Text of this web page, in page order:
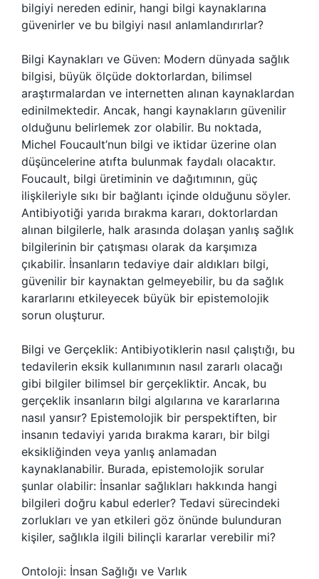
bilgiyi nereden edinir, hangi bilgi kaynaklarına
güvenirler ve bu bilgiyi nasıl anlamlandırırlar?
Bilgi Kaynakları ve Güven: Modern dünyada sağlık
bilgisi, büyük ölçüde doktorlardan, bilimsel
araştırmalardan ve internetten alınan kaynaklardan
edinilmektedir. Ancak, hangi kaynakların güvenilir
olduğunu belirlemek zor olabilir. Bu noktada,
Michel Foucault’nun bilgi ve iktidar üzerine olan
düşüncelerine atıfta bulunmak faydalı olacaktır.
Foucault, bilgi üretiminin ve dağıtımının, güç
ilişkileriyle sıkı bir bağlantı içinde olduğunu söyler.
Antibiyotiği yarıda bırakma kararı, doktorlardan
alınan bilgilerle, halk arasında dolaşan yanlış sağlık
bilgilerinin bir çatışması olarak da karşımıza
çıkabilir. İnsanların tedaviye dair aldıkları bilgi,
güvenilir bir kaynaktan gelmeyebilir, bu da sağlık
kararlarını etkileyecek büyük bir epistemolojik
sorun oluşturur.
Bilgi ve Gerçeklik: Antibiyotiklerin nasıl çalıştığı, bu
tedavilerin eksik kullanımının nasıl zararlı olacağı
gibi bilgiler bilimsel bir gerçekliktir. Ancak, bu
gerçeklik insanların bilgi algılarına ve kararlarına
nasıl yansır? Epistemolojik bir perspektiften, bir
insanın tedaviyi yarıda bırakma kararı, bir bilgi
eksikliğinden veya yanlış anlamadan
kaynaklanabilir. Burada, epistemolojik sorular
şunlar olabilir: İnsanlar sağlıkları hakkında hangi
bilgileri doğru kabul ederler? Tedavi sürecindeki
zorlukları ve yan etkileri göz önünde bulunduran
kişiler, sağlıkla ilgili bilinçli kararlar verebilir mi?
Ontoloji: İnsan Sağlığı ve Varlık